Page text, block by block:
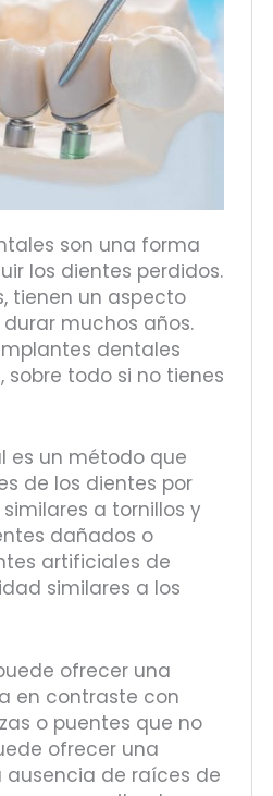
son una forma
los dientes perdidos.
tienen un aspecto
muchos años.
dentales
sobre todo si no tienes
es un método que
de los dientes por
a tornillos y
dañados o
artificiales de
similares a los
ofrecer una
en contraste con
o puentes que no
ofrecer una
de raíces de